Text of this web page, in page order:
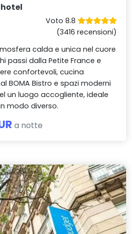
hotel
Voto 8.8
(3416 recensioni)
calda e unica nel cuore
passi dalla Petite France e
confortevoli, cucina
BOMA Bistro e spazi moderni
un luogo accogliente, ideale
modo diverso.
a notte